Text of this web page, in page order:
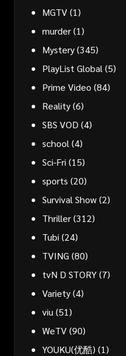
MGTV(1)
murder(1)
Mystery(345)
PlayList Global (5)
Prime Video (84)
Reality(6)
SBS VOD (4)
school (4)
Sci-Fri (15)
sports (20)
Survival Show(2)
Thriller(312)
Tubi (24)
TVING (80)
tvN D STORY(7)
Variety(4)
viu (51)
WeTV(90)
YOUKU(优酷) (1)